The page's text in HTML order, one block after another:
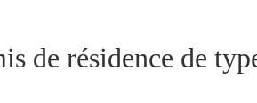
de résidence de